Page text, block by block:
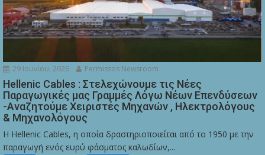
29 Ιουνίου, 2026 Permissos Newsroom
Hellenic Cables : Στελεχώνουμε τις Νέες
Παραγωγικές μας Γραμμές Λόγω Νέων Επενδύσεων
-Αναζητούμε Χειριστές Μηχανών , Ηλεκτρολόγους
& Μηχανολόγους
Η Hellenic Cables, η οποία δραστηριοποιείται από το 1950 με την
παραγωγή ενός ευρύ φάσματος καλωδίων,...